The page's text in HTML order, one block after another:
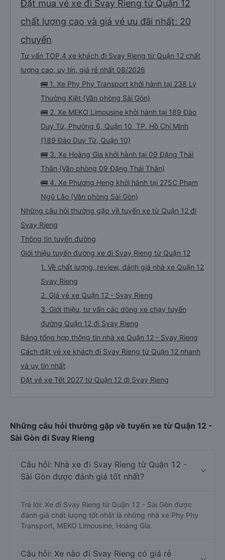
Đặt mua vé xe đi Svay Rieng từ Quận 12
chất lượng cao và giá vé ưu đãi nhất: 20
chuyến
Tư vấn TOP 4 xe khách đi Svay Rieng từ Quận 12 chất
lượng cao, uy tín, giá rẻ nhất 08/2026
🚌 1. Xe Phy Phy Transport khởi hành tại 238 Lý
Thường Kiệt (Văn phòng Sài Gòn)
🚌 2. Xe MEKO Limousine khởi hành tại 189 Đào
Duy Từ, Phường 6, Quận 10, TP. Hồ Chí Minh
(189 Đào Duy Từ, Quận 10)
🚌 3. Xe Hoàng Gia khởi hành tại 09 Đặng Thái
Thân (Văn phòng 09 Đặng Thái Thân)
🚌 4. Xe Phương Heng khởi hành tại 275C Phạm
Ngũ Lão (Văn phòng Sài Gòn)
Những câu hỏi thường gặp về tuyến xe từ Quận 12 đi
Svay Rieng
Thông tin tuyến đường
Giới thiệu tuyến đường xe đi Svay Rieng từ Quận 12
1. Về chất lượng, review, đánh giá nhà xe Quận 12
Svay Rieng
2. Giá vé xe Quận 12 - Svay Rieng
3. Giới thiệu, tư vấn các dòng xe chạy tuyến
đường Quận 12 đi Svay Rieng
Bảng tổng hợp thông tin nhà xe Quận 12 - Svay Rieng
Cách đặt vé xe khách đi Svay Rieng từ Quận 12 nhanh
và uy tín nhất
Đặt vé xe Tết 2027 từ Quận 12 đi Svay Rieng
Những câu hỏi thường gặp về tuyến xe từ Quận 12 -
Sài Gòn đi Svay Rieng
Câu hỏi: Nhà xe đi Svay Rieng từ Quận 12 -
Sài Gòn được đánh giá tốt nhất?
Trả lời: Xe đi Svay Rieng từ Quận 12 - Sài Gòn được
đánh giá chất lượng tốt nhất là những nhà xe Phy Phy
Transport, MEKO Limousine, Hoàng Gia.
Câu hỏi: Xe nào đi Svay Rieng có giá rẻ